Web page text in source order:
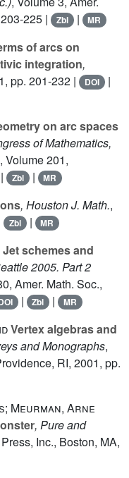
225 |
Zbl | MR
of arcs on
integration,
pp. 201-232 | DOI |
on arc spaces
of Mathematics,
, Volume 201,
Zbl | MR
, Houston J. Math.,
Zbl | MR
Jet schemes and
2005. Part 2
, Amer. Math. Soc.,
| Zbl | MR
Vertex algebras and
and Monographs,
RI, 2001, pp.
Meurman, Arne
, Pure and
Inc., Boston, MA,